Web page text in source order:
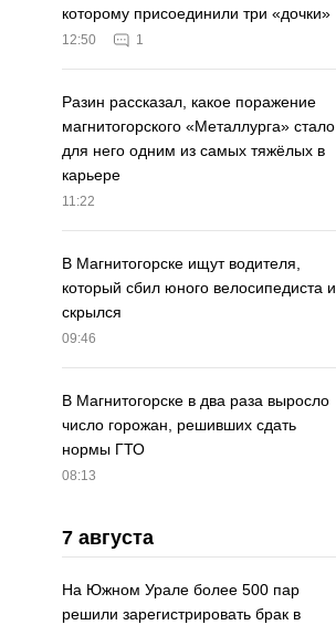
которому присоединили три «дочки»
12:50 1
Разин рассказал, какое поражение
магнитогорского «Металлурга» стало
для него одним из самых тяжёлых в
карьере
11:22
В Магнитогорске ищут водителя,
который сбил юного велосипедиста и
скрылся
09:46
В Магнитогорске в два раза выросло
число горожан, решивших сдать
нормы ГТО
08:13
7 августа
На Южном Урале более 500 пар
решили зарегистрировать брак в